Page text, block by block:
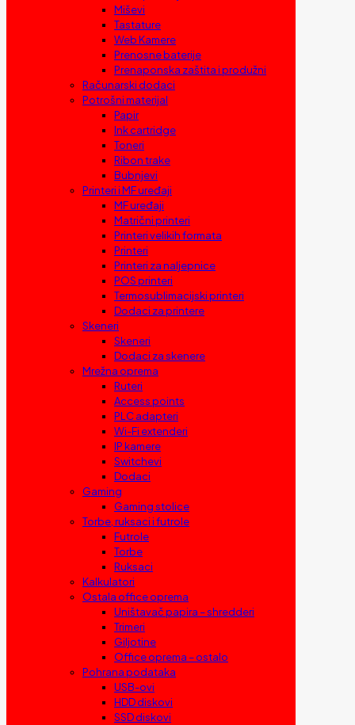
Miševi
Tastature
Web Kamere
Prenosne baterije
Prenaponska zaštita i produžni
Računarski dodaci
Potrošni materijal
Papir
Ink cartridge
Toneri
Ribon trake
Bubnjevi
Printeri i MF uređaji
MF uređaji
Matrični printeri
Printeri velikih formata
Printeri
Printeri za naljepnice
POS printeri
Termosublimacijski printeri
Dodaci za printere
Skeneri
Skeneri
Dodaci za skenere
Mrežna oprema
Ruteri
Access points
PLC adapteri
Wi-Fi extenderi
IP kamere
Switchevi
Dodaci
Gaming
Gaming stolice
Torbe, ruksaci i futrole
Futrole
Torbe
Ruksaci
Kalkulatori
Ostala office oprema
Uništavač papira – shredderi
Trimeri
Giljotine
Office oprema – ostalo
Pohrana podataka
USB-ovi
HDD diskovi
SSD diskovi